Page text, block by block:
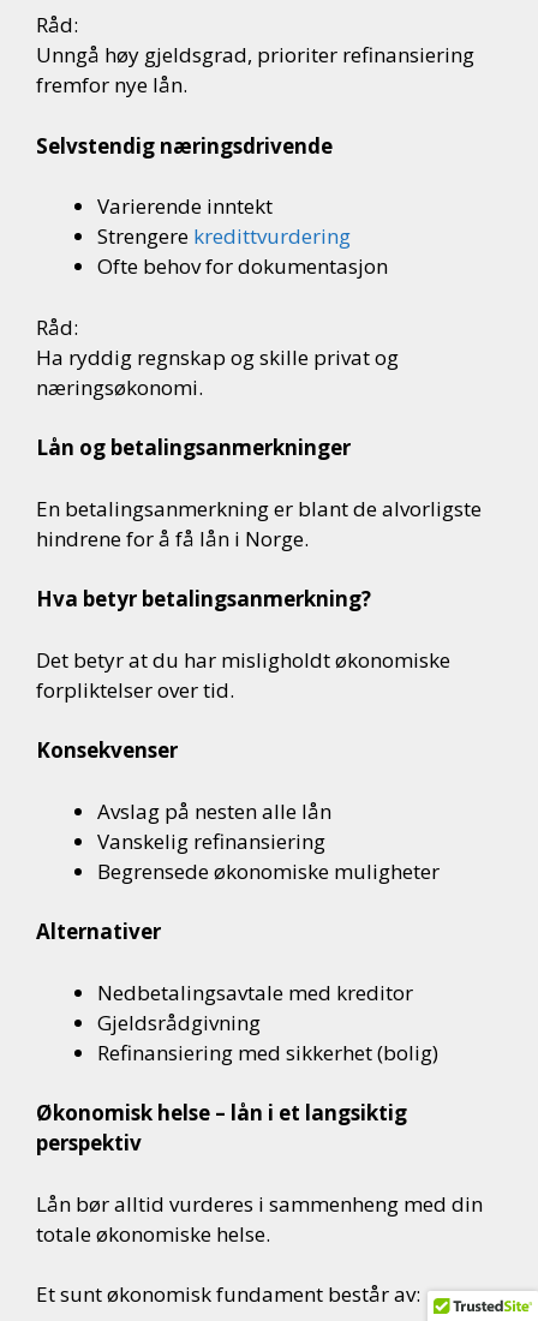
Råd:
Unngå høy gjeldsgrad, prioriter refinansiering
fremfor nye lån.
Selvstendig næringsdrivende
Varierende inntekt
Strengere kredittvurdering
Ofte behov for dokumentasjon
Råd:
Ha ryddig regnskap og skille privat og
næringsøkonomi.
Lån og betalingsanmerkninger
En betalingsanmerkning er blant de alvorligste
hindrene for å få lån i Norge.
Hva betyr betalingsanmerkning?
Det betyr at du har misligholdt økonomiske
forpliktelser over tid.
Konsekvenser
Avslag på nesten alle lån
Vanskelig refinansiering
Begrensede økonomiske muligheter
Alternativer
Nedbetalingsavtale med kreditor
Gjeldsrådgivning
Refinansiering med sikkerhet (bolig)
Økonomisk helse – lån i et langsiktig
perspektiv
Lån bør alltid vurderes i sammenheng med din
totale økonomiske helse.
Et sunt økonomisk fundament består av: